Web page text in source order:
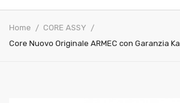
Home
CORE ASSY
Core Nuovo Originale ARMEC con Garanzia